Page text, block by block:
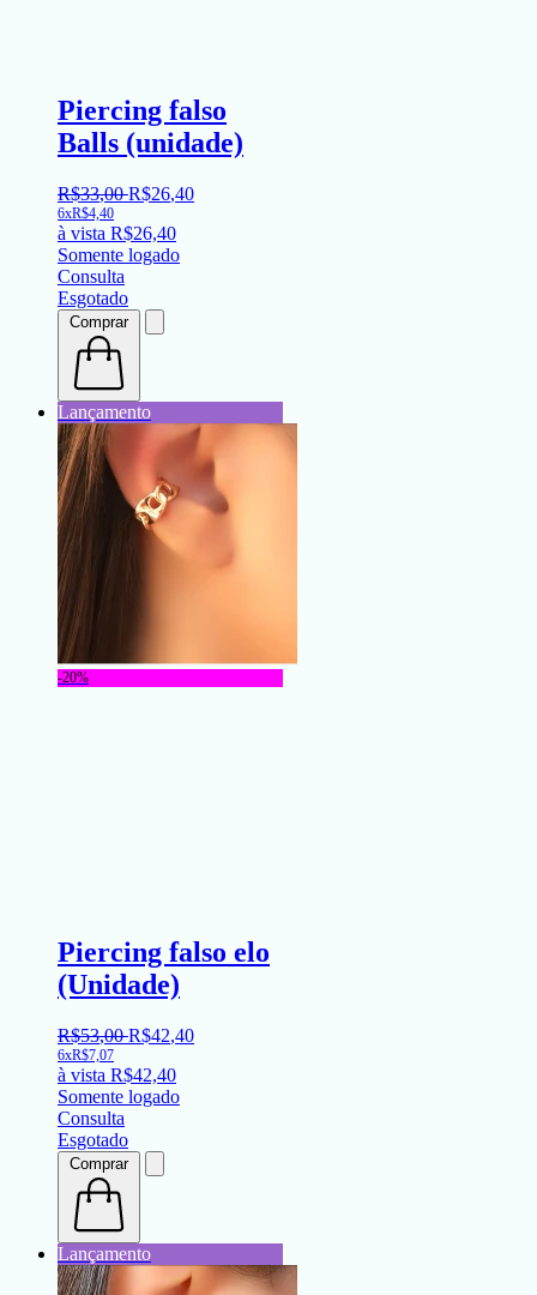
Piercing falso
Balls (unidade)
R$33,00 R$26,40
6xR$4,40
à vista R$26,40
Somente logado
Consulta
Esgotado
Comprar
-20%
Piercing falso elo
(Unidade)
R$53,00 R$42,40
6xR$7,07
à vista R$42,40
Somente logado
Consulta
Esgotado
Comprar